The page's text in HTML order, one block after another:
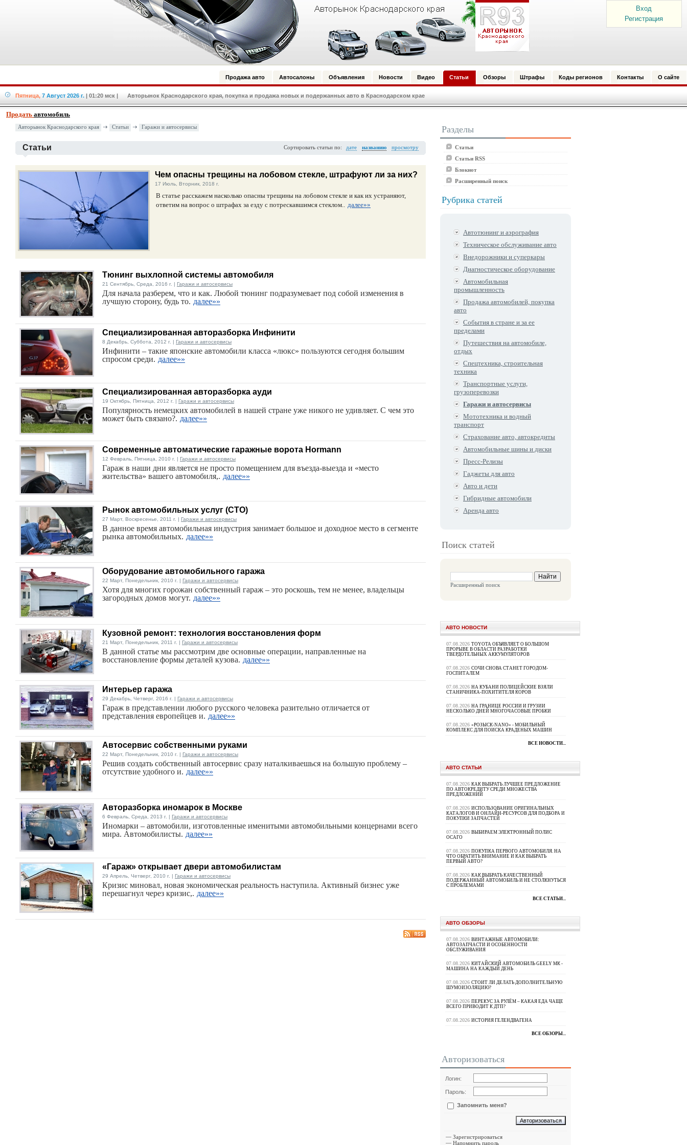
Вход
Регистрация
Продажа авто Автосалоны Объявления Новости Видео Статьи Обзоры Штрафы Коды регионов Контакты О сайте
Пятница, 7 Август 2026 г. | 01:20 мск | Авторынок Краснодарского края, покупка и продажа новых и подержанных авто в Краснодарском крае
Продать автомобиль
Авторынок Краснодарского края Статьи Гаражи и автосервисы
Статьи Сортировать статьи по: дате названию просмотру
Чем опасны трещины на лобовом стекле, штрафуют ли за них?
17 Июль, Вторник, 2018 г.
В статье расскажем насколько опасны трещины на лобовом стекле и как их устраняют,
ответим на вопрос о штрафах за езду с потрескавшимся стеклом.. далее»»
Тюнинг выхлопной системы автомобиля
21 Сентябрь, Среда, 2016 г. | Гаражи и автосервисы
Для начала разберем, что и как. Любой тюнинг подразумевает под собой изменения в
лучшую сторону, будь то. далее»»
Специализированная авторазборка Инфинити
8 Декабрь, Суббота, 2012 г. | Гаражи и автосервисы
Инфинити – такие японские автомобили класса «люкс» пользуются сегодня большим
спросом среди. далее»»
Специализированная авторазборка ауди
19 Октябрь, Пятница, 2012 г. | Гаражи и автосервисы
Популярность немецких автомобилей в нашей стране уже никого не удивляет. С чем это
может быть связано?. далее»»
Современные автоматические гаражные ворота Hormann
12 Февраль, Пятница, 2010 г. | Гаражи и автосервисы
Гараж в наши дни является не просто помещением для въезда-выезда и «место
жительства» вашего автомобиля,. далее»»
Рынок автомобильных услуг (СТО)
27 Март, Воскресенье, 2011 г. | Гаражи и автосервисы
В данное время автомобильная индустрия занимает большое и доходное место в сегменте
рынка автомобильных. далее»»
Оборудование автомобильного гаража
22 Март, Понедельник, 2010 г. | Гаражи и автосервисы
Хотя для многих горожан собственный гараж – это роскошь, тем не менее, владельцы
загородных домов могут. далее»»
Кузовной ремонт: технология восстановления форм
21 Март, Понедельник, 2011 г. | Гаражи и автосервисы
В данной статье мы рассмотрим две основные операции, направленные на
восстановление формы деталей кузова. далее»»
Интерьер гаража
29 Декабрь, Четверг, 2016 г. | Гаражи и автосервисы
Гараж в представлении любого русского человека разительно отличается от
представления европейцев и. далее»»
Автосервис собственными руками
22 Март, Понедельник, 2010 г. | Гаражи и автосервисы
Решив создать собственный автосервис сразу наталкиваешься на большую проблему –
отсутствие удобного и. далее»»
Авторазборка иномарок в Москве
6 Февраль, Среда, 2013 г. | Гаражи и автосервисы
Иномарки – автомобили, изготовленные именитыми автомобильными концернами всего
мира. Автомобилисты. далее»»
«Гараж» открывает двери автомобилистам
29 Апрель, Четверг, 2010 г. | Гаражи и автосервисы
Кризис миновал, новая экономическая реальность наступила. Активный бизнес уже
перешагнул через кризис,. далее»»
Разделы
Статьи
Статьи RSS
Блокнот
Расширенный поиск
Рубрика статей
Автотюнинг и аэрография
Техническое обслуживание авто
Внедорожники и суперкары
Диагностическое оборудование
Автомобильная
промышленность
Продажа автомобилей, покупка
авто
События в стране и за ее
пределами
Путешествия на автомобиле,
отдых
Спецтехника, строительная
техника
Транспортные услуги,
грузоперевозки
Гаражи и автосервисы
Мототехника и водный
транспорт
Страхование авто, автокредиты
Автомобильные шины и диски
Пресс-Релизы
Гаджеты для авто
Авто и дети
Гибридные автомобили
Аренда авто
Поиск статей
Расширенный поиск
АВТО НОВОСТИ
07.08.2026 TOYOTA ОБЪЯВЛЯЕТ О БОЛЬШОМ
ПРОРЫВЕ В ОБЛАСТИ РАЗРАБОТКИ
ТВЕРДОТЕЛЬНЫХ АККУМУЛЯТОРОВ
07.08.2026 СОЧИ СНОВА СТАНЕТ ГОРОДОМ-
ГОСПИТАЛЕМ
07.08.2026 НА КУБАНИ ПОЛИЦЕЙСКИЕ ВЗЯЛИ
СТАНИЧНИКА-ПОХИТИТЕЛЯ КОРОВ
07.08.2026 НА ГРАНИЦЕ РОССИИ И ГРУЗИИ
НЕСКОЛЬКО ДНЕЙ МНОГОЧАСОВЫЕ ПРОБКИ
07.08.2026 «РОЗЫСК-NANO» - МОБИЛЬНЫЙ
КОМПЛЕКС ДЛЯ ПОИСКА КРАДЕНЫХ МАШИН
ВСЕ НОВОСТИ...
АВТО СТАТЬИ
07.08.2026 КАК ВЫБРАТЬ ЛУЧШЕЕ ПРЕДЛОЖЕНИЕ
ПО АВТОКРЕДИТУ СРЕДИ МНОЖЕСТВА
ПРЕДЛОЖЕНИЙ
07.08.2026 ИСПОЛЬЗОВАНИЕ ОРИГИНАЛЬНЫХ
КАТАЛОГОВ И ОНЛАЙН-РЕСУРСОВ ДЛЯ ПОДБОРА И
ПОКУПКИ ЗАПЧАСТЕЙ
07.08.2026 ВЫБИРАЕМ ЭЛЕКТРОННЫЙ ПОЛИС
ОСАГО
07.08.2026 ПОКУПКА ПЕРВОГО АВТОМОБИЛЯ. НА
ЧТО ОБРАТИТЬ ВНИМАНИЕ И КАК ВЫБРАТЬ
ПЕРВЫЙ АВТО?
07.08.2026 КАК ВЫБРАТЬ КАЧЕСТВЕННЫЙ
ПОДЕРЖАННЫЙ АВТОМОБИЛЬ И НЕ СТОЛКНУТЬСЯ
С ПРОБЛЕМАМИ
ВСЕ СТАТЬИ...
АВТО ОБЗОРЫ
07.08.2026 ВИНТАЖНЫЕ АВТОМОБИЛИ:
АВТОЗАПЧАСТИ И ОСОБЕННОСТИ
ОБСЛУЖИВАНИЯ
07.08.2026 КИТАЙСКИЙ АВТОМОБИЛЬ GEELY МК -
МАШИНА НА КАЖДЫЙ ДЕНЬ
07.08.2026 СТОИТ ЛИ ДЕЛАТЬ ДОПОЛНИТЕЛЬНУЮ
ШУМОИЗОЛЯЦИЮ?
07.08.2026 ПЕРЕКУС ЗА РУЛЁМ – КАКАЯ ЕДА ЧАЩЕ
ВСЕГО ПРИВОДИТ К ДТП?
07.08.2026 ИСТОРИЯ ГЕЛЕНДВАГЕНА
ВСЕ ОБЗОРЫ...
Авторизоваться
Логин:
Пароль:
Запомнить меня?
— Зарегистрироваться
— Напомнить пароль